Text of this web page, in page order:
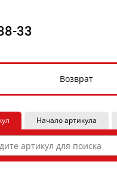
33
Возврат
Начало артикула